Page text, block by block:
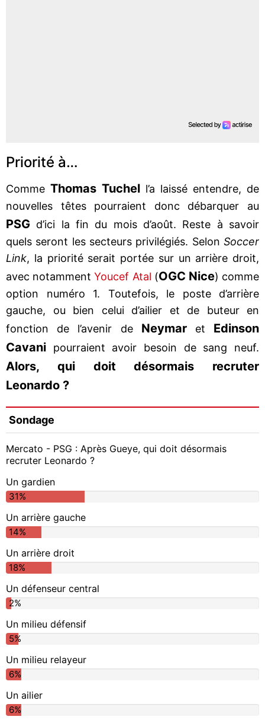
Priorité à…
Comme Thomas Tuchel l’a laissé entendre, de
nouvelles têtes pourraient donc débarquer au
PSG d’ici la fin du mois d’août. Reste à savoir
quels seront les secteurs privilégiés. Selon Soccer
Link, la priorité serait portée sur un arrière droit,
avec notammentYoucef Atal (OGC Nice) comme
option numéro 1. Toutefois, le poste d’arrière
gauche, ou bien celui d’ailier et de buteur en
fonction de l’avenir de Neymaret Edinson
Cavani pourraient avoir besoin de sang neuf.
Alors, qui doit désormais recruter
Leonardo ?
Sondage
Mercato - PSG : Après Gueye, qui doit désormais
recruter Leonardo ?
Un gardien
31%
Un arrière gauche
14%
Un arrière droit
18%
Un défenseur central
2%
Un milieu défensif
5%
Un milieu relayeur
6%
Un ailier
6%